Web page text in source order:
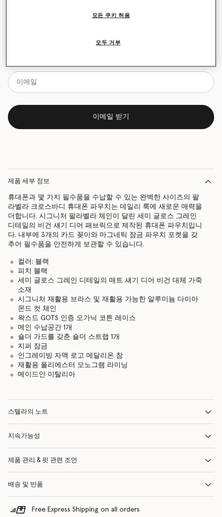
이메일 받기
제품 세부 정보
휴대폰과 몇 가지 필수품을 수납할 수 있는 완벽한 사이즈의 팔
라벨라 크로스바디 휴대폰 파우치는 데일리 룩에 새로운 매력을
더합니다. 시그니처 팔라벨라 체인이 달린 세미 글로스 그레인
디테일의 비건 섀기 디어 패브릭으로 제작된 휴대폰 파우치입니
다. 내부에 3개의 카드 꽂이와 마그네틱 잠금 파우치 포켓을 갖
추어 필수품을 안전하게 보관할 수 있습니다.
컬러: 블랙
피치 블랙
세미 글로스 그레인 디테일의 매트 섀기 디어 비건 대체 가죽
소재
시그니처 재활용 브라스 및 재활용 가능한 알루미늄 다이아
몬드 컷 체인
왁스드 GOTS 인증 오가닉 코튼 레이스
메인 수납공간 1개
숄더 가드를 갖춘 숄더 스트랩 1개
지퍼 잠금
인그레이빙 자맥 로고 메달리온 참
재활용 폴리에스터 모노그램 라이닝
메이드인 이탈리아
스텔라의 노트
지속가능성
제품 관리 & 핏 관련 조언
배송 및 반품
Free Express Shipping on all orders
모두 거부
모든 쿠키 허용